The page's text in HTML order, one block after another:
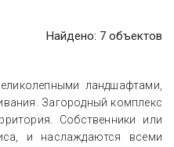
Найдено: 7 объектов
ландшафтами,
Загородный комплекс
Собственники или
и наслаждаются всеми